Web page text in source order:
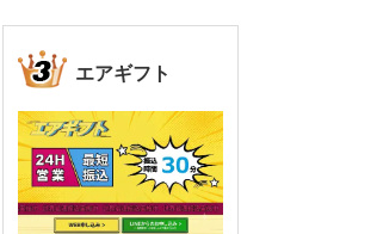
エアギフト